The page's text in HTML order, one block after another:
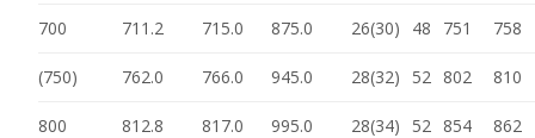
700 711.2 715.0 875.0 26(30) 48 751 758
(750) 762.0 766.0 945.0 28(32) 52 802 810
800 812.8 817.0 995.0 28(34) 52 854 862